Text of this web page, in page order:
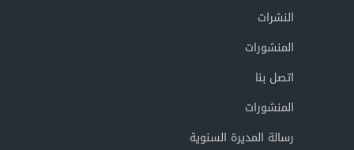
النشرات
المنشورات
اتصل بنا
المنشورات
رسالة المديرة السنوية